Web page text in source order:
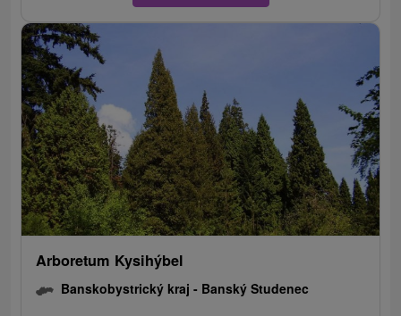
Arboretum Kysihýbel
Banskobystrický kraj - Banský Studenec